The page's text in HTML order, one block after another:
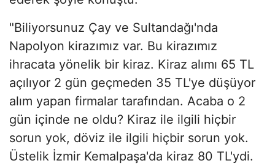
"Biliyorsunuz Çay ve Sultandağı'nda
Napolyon kirazımız var. Bu kirazımız
ihracata yönelik bir kiraz. Kiraz alımı 65 TL
açılıyor 2 gün geçmeden 35 TL'ye düşüyor
alım yapan firmalar tarafından. Acaba o 2
gün içinde ne oldu? Kiraz ile ilgili hiçbir
sorun yok, döviz ile ilgili hiçbir sorun yok.
Üstelik İzmir Kemalpaşa'da kiraz 80 TL'ydi.